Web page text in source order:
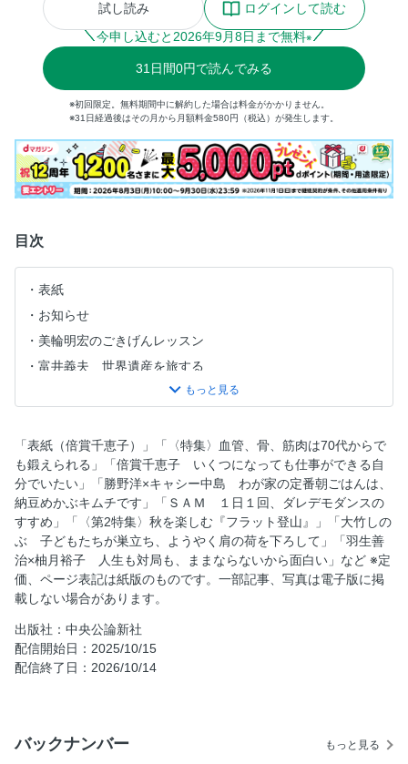
試し読み
ログインして読む
今申し込むと 2026年9月8日まで無料※
31 日間0円で読んでみる
※初回限定。無料期間中に解約した場合は料金がかかりません。
※31日経過後はその月から月額料金580円（税込）が発生します。
目次
表紙
お知らせ
美輪明宏のごきげんレッスン
富井義夫 世界遺産を旅する
あなたのウィークポイントはどこに？
倍賞千恵子 いくつになっても仕事ができる自分でいたい
伊賀瀬道也 寝たきりを遠ざけ、100歳まで動ける体を作る
には
伊賀瀬道也 【血管】手遅れになる前に「血流再生リハビ
リ」を
松﨑浩巳 【骨＆筋肉】女性に多い「腰曲がり」の予防術
金津里佳 【筋肉】たんぱく質を「腸漏れ」させない食事法
勝野洋×キャシー中島 わが家の定番朝ごはんは、納豆めか
ぶキムチです
ＳＡＭ １日１回、ダレデモダンスのすすめ
伊藤比呂美 猫婆犬婆
「表紙（倍賞千恵子）」「〈特集〉血管、骨、筋肉は70代からで
も鍛えられる」「倍賞千恵子 いくつになっても仕事ができる自
分でいたい」「勝野洋×キャシー中島 わが家の定番朝ごはんは、
納豆めかぶキムチです」「ＳＡＭ １日１回、ダレデモダンスの
すすめ」「〈第2特集〉秋を楽しむ『フラット登山』」「大竹しの
ぶ 子どもたちが巣立ち、ようやく肩の荷を下ろして」「羽生善
治×柚月裕子 人生も対局も、ままならないから面白い」など ※定
価、ページ表記は紙版のものです。一部記事、写真は電子版に掲
載しない場合があります。
出版社：中央公論新社
配信開始日：2025/10/15
配信終了日：2026/10/14
バックナンバー もっと見る